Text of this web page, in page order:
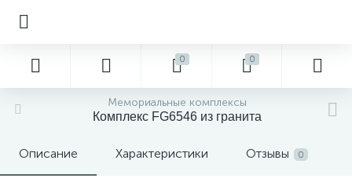
0 0
Мемориальные комплексы
Комплекс FG6546 из гранита
Описание Характеристики Отзывы 0